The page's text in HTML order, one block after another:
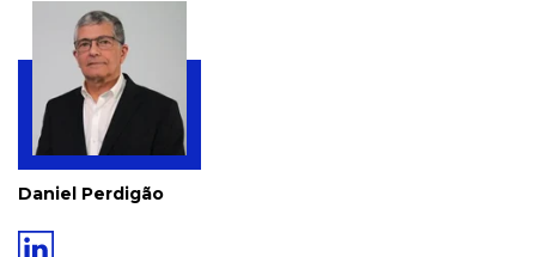
Daniel Perdigão